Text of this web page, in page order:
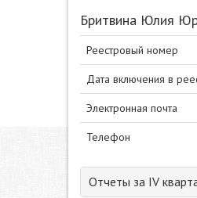
Бритвина Юлия
Реестровый номер
Дата включения в
Электронная почта
Телефон
Отчеты за IV